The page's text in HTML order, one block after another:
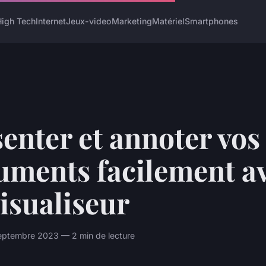
TechInternetJeux-videoMarketingMatérielSmartphones
et annoter vos
facilement
2023 — 2 min de lecture